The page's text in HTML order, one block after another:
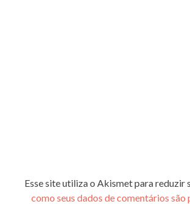
Esse site utiliza o Akismet para reduzir
como seus dados de comentários são